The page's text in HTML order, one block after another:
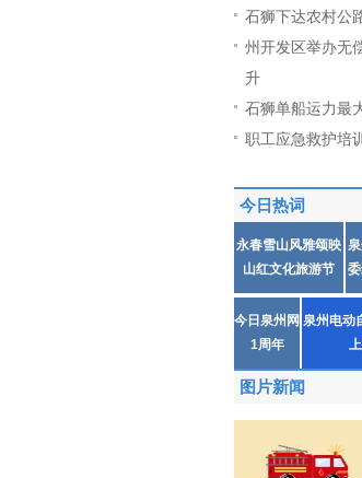
石狮下达农村公
州开发区举办无
升
石狮单船运力最
职工应急救护培
今日热词
永春雪山风雅颂映
山红文化旅游节
今日泉州网
1周年
泉州电动
图片新闻